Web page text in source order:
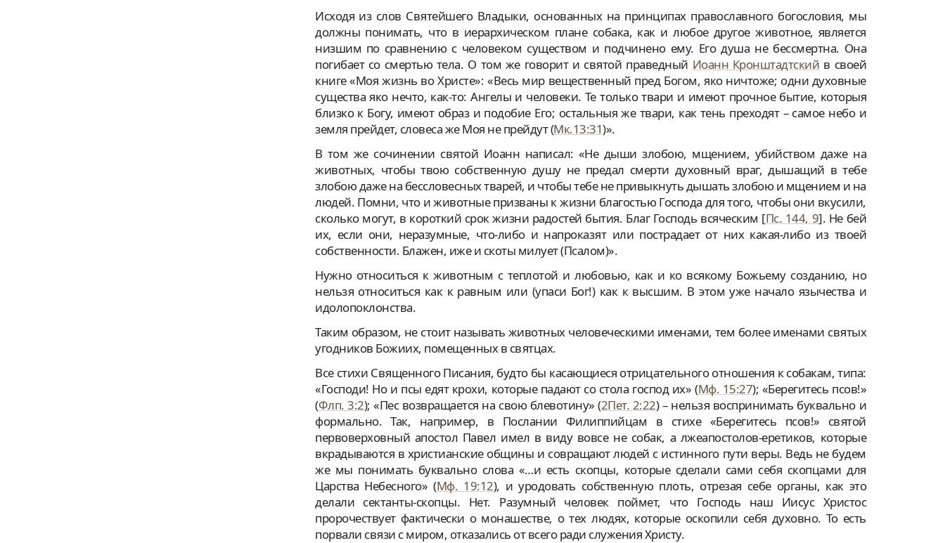
Исходя из слов Святейшего Владыки, основанных на принципах православного богословия, мы
должны понимать, что в иерархическом плане собака, как и любое другое животное, является
низшим по сравнению с человеком существом и подчинено ему. Его душа не бессмертна. Она
погибает со смертью тела. О том же говорит и святой праведный Иоанн Кронштадтский в своей
книге «Моя жизнь во Христе»: «Весь мир вещественный пред Богом, яко ничтоже; одни духовные
существа яко нечто, как-то: Ангелы и человеки. Те только твари и имеют прочное бытие, которыя
близко к Богу, имеют образ и подобие Его; остальныя же твари, как тень преходят – самое небо и
земля прейдет, словеса же Моя не прейдут (Мк.13:31)».
В том же сочинении святой Иоанн написал: «Не дыши злобою, мщением, убийством даже на
животных, чтобы твою собственную душу не предал смерти духовный враг, дышащий в тебе
злобою даже на бессловесных тварей, и чтобы тебе не привыкнуть дышать злобою и мщением и на
людей. Помни, что и животные призваны к жизни благостью Господа для того, чтобы они вкусили,
сколько могут, в короткий срок жизни радостей бытия. Благ Господь всяческим [Пс. 144, 9]. Не бей
их, если они, неразумные, что-либо и напроказят или пострадает от них какая-либо из твоей
собственности. Блажен, иже и скоты милует (Псалом)».
Нужно относиться к животным с теплотой и любовью, как и ко всякому Божьему созданию, но
нельзя относиться как к равным или (упаси Бог!) как к высшим. В этом уже начало язычества и
идолопоклонства.
Таким образом, не стоит называть животных человеческими именами, тем более именами святых
угодников Божиих, помещенных в святцах.
Все стихи Священного Писания, будто бы касающиеся отрицательного отношения к собакам, типа:
«Господи! Но и псы едят крохи, которые падают со стола господ их» (Мф. 15:27); «Берегитесь псов!»
(Флп. 3:2); «Пес возвращается на свою блевотину» (2Пет. 2:22) – нельзя воспринимать буквально и
формально. Так, например, в Послании Филиппийцам в стихе «Берегитесь псов!» святой
первоверховный апостол Павел имел в виду вовсе не собак, а лжеапостолов-еретиков, которые
вкрадываются в христианские общины и совращают людей с истинного пути веры. Ведь не будем
же мы понимать буквально слова «…и есть скопцы, которые сделали сами себя скопцами для
Царства Небесного» (Мф. 19:12), и уродовать собственную плоть, отрезая себе органы, как это
делали сектанты-скопцы. Нет. Разумный человек поймет, что Господь наш Иисус Христос
пророчествует фактически о монашестве, о тех людях, которые оскопили себя духовно. То есть
порвали связи с миром, отказались от всего ради служения Христу.